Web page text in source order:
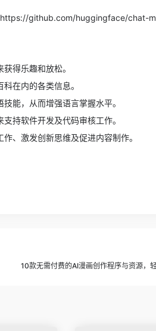
https://github.com/huggingface/chat-
得乐趣和放松。
在内的各类信息。
能，从而增强语言掌握水平。
持软件开发及代码审核工作。
、激发创新思维及促进内容制作。
10款无需付费的AI漫画创作程序与资源，